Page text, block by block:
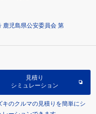
鹿児島県公安委員会 第
見積り
シミュレーション
キのクルマの見積りを簡単にシ